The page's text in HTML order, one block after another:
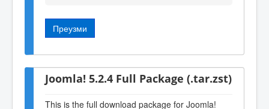
Преузми
Joomla! 5.2.4 Full Package (.tar.zst)
This is the full download package for Joomla!